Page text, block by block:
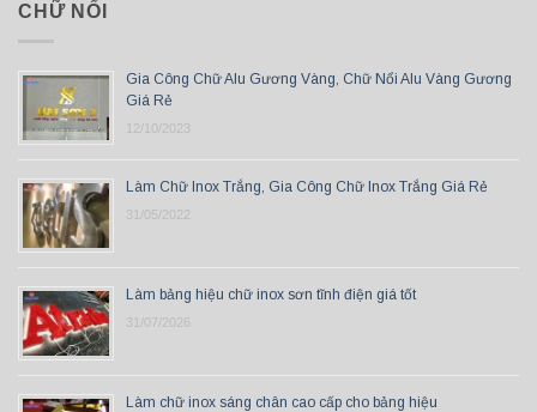
CHỮ NỔI
Gia Công Chữ Alu Gương Vàng, Chữ Nổi Alu Vàng Gương
Giá Rẻ
12/10/2023
Làm Chữ Inox Trắng, Gia Công Chữ Inox Trắng Giá Rẻ
31/05/2022
Làm bảng hiệu chữ inox sơn tĩnh điện giá tốt
31/07/2026
Làm chữ inox sáng chân cao cấp cho bảng hiệu